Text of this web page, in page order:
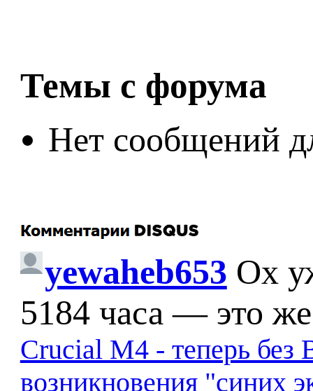
Темы с форума
Нет сообщений
yewaheb653 Ох
5184 часа — это
Crucial M4 - теперь без
возникновения "синих